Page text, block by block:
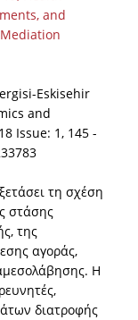
and
Eskisehir
and
Issue: 1, 145 -
τη σχέση
στάσης
της
αγοράς,
Η
διατροφής